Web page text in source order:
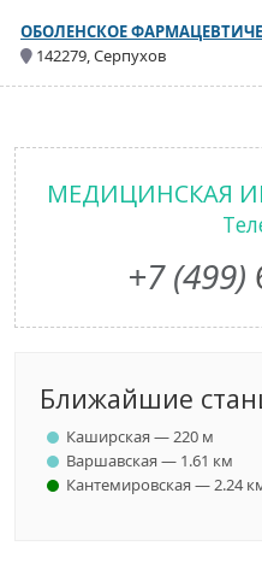
ОБОЛЕНСКОЕ
142279, Серпухов
МЕДИЦИНСКАЯ
+7 (499)
Ближайшие
Каширская — 220 м
Варшавская — 1.61 км
Кантемировская — 2.24